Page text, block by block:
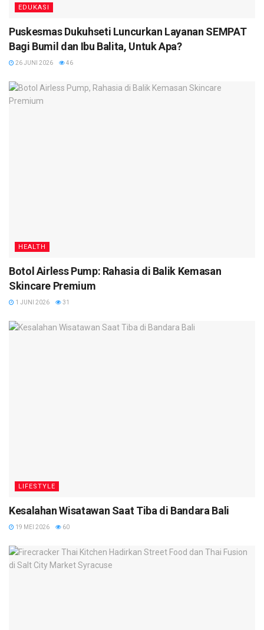
EDUKASI
Puskesmas Dukuhseti Luncurkan Layanan SEMPAT
Bagi Bumil dan Ibu Balita, Untuk Apa?
26 JUNI 2026 46
HEALTH
Botol Airless Pump: Rahasia di Balik Kemasan
Skincare Premium
1 JUNI 2026 31
LIFESTYLE
Kesalahan Wisatawan Saat Tiba di Bandara Bali
19 MEI 2026 60